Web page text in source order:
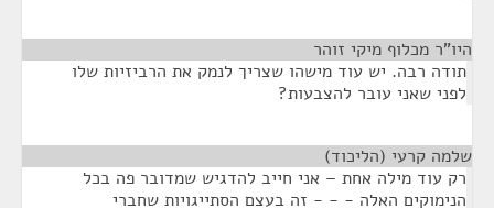
היו"ר מכלוף מיקי זוהר
תודה רבה. יש עוד מישהו שצריך לנמק את הרביזיות שלו
לפני שאני עובר להצבעות?
שלמה קרעי (הליכוד)
רק עוד מילה אחת – אני חייב להדגיש שמדובר פה בכל
הנימוקים האלה - - - זה בעצם הסתייגויות שחברי